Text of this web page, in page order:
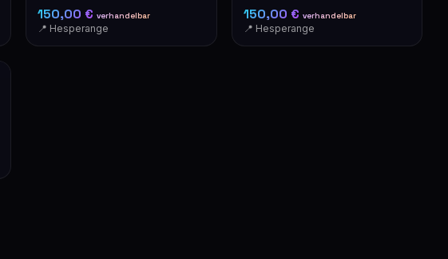
150,00 € verhandelbar
📍 Hesperange
150,00 € verhandelbar
📍 Hesperange